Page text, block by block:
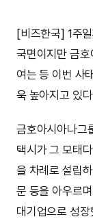
[비즈한국] 1주
국면이지만 금
여는 등 이번 사
욱 높아지고 있
금호아시아나그
택시가 그 모태
을 차례로 설립
문 등을 아우르
대기업으로 성장